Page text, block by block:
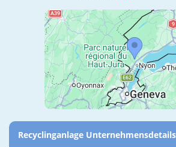
Recyclinganlage Unternehmensdetails